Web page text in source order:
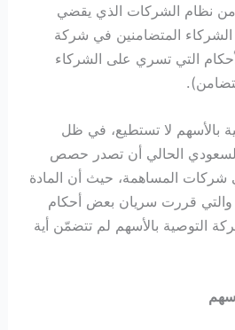
تطبيقًا لنص المادة 154 من نظام الشركات الذي يقضي
المتضامنين في شركة
التي تسري على الشركاء
بالأسهم لا تستطيع، في ظل
الحالي أن تصدر حصص
المساهمة، حيث أن المادة
والتي قررت سريان بعض أحكام
التوصية بالأسهم لم تتضمّن أية